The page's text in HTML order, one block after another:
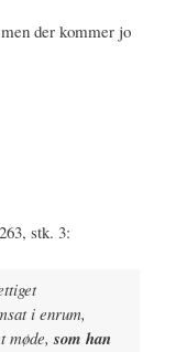
der kommer jo
stk. 3:
i enrum,
møde,som han